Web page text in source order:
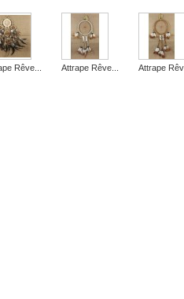
Rêve... Attrape Rêve... Attrape